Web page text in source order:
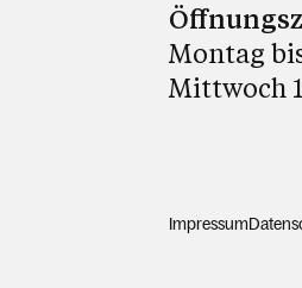
Montag
Mittwoch
Impressum